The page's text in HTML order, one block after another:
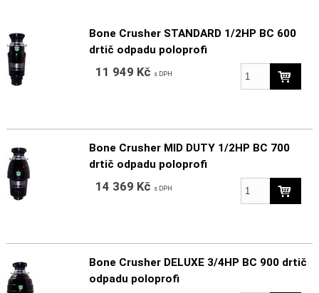
Bone Crusher STANDARD 1/2HP BC 600
drtič odpadu poloprofi
11 949 Kč s DPH
Bone Crusher MID DUTY 1/2HP BC 700
drtič odpadu poloprofi
14 369 Kč s DPH
Bone Crusher DELUXE 3/4HP BC 900 drtič
odpadu poloprofi